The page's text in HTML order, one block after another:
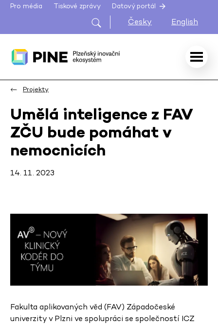
Pro média Tiskové zprávy Datový portál
Česky English
Projekty
Umělá inteligence z FAV
ZČU bude pomáhat v
nemocnicích
14. 11. 2023
Fakulta aplikovaných věd (FAV) Západočeské
univerzity v Plzni ve spolupráci se společností ICZ